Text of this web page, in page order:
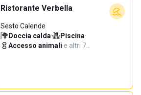
Ristorante Verbella
Sesto Calende
Doccia calda· Piscina·
Accesso animali·e altri 7…